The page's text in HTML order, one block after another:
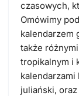
czasowych,
Omówimy
kalendarzem
także
tropikalnym i
juliański,